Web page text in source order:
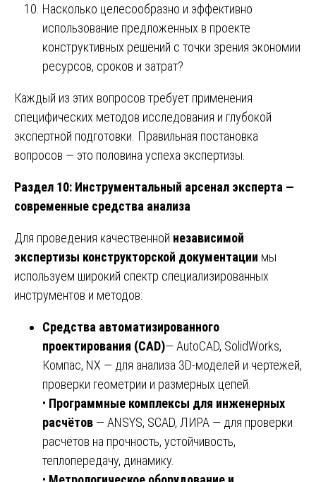
Насколько целесообразно и эффективно
использование предложенных в проекте
конструктивных решений с точки зрения экономии
ресурсов, сроков и затрат?
Каждый из этих вопросов требует применения
специфических методов исследования и глубокой
экспертной подготовки. Правильная постановка
вопросов — это половина успеха экспертизы.
Раздел 10: Инструментальный арсенал эксперта —
современные средства анализа
Для проведения качественной независимой
экспертизы конструкторской документации мы
используем широкий спектр специализированных
инструментов и методов:
Средства автоматизированного
проектирования (CAD)— AutoCAD, SolidWorks,
Компас, NX — для анализа 3D-моделей и чертежей,
проверки геометрии и размерных цепей.
• Программные комплексы для инженерных
расчётов — ANSYS, SCAD, ЛИРА — для проверки
расчётов на прочность, устойчивость,
теплопередачу, динамику.